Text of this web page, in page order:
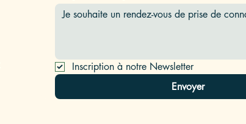
Inscription à notre Newsletter
Envoyer